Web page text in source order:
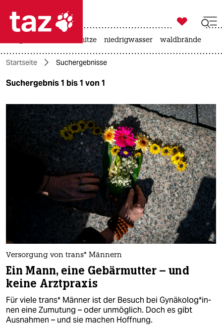
 taz zahl ich
taz zahl ich
themen
politik
öko
gesellschaft
nord
wahrheit
verlag
verlag

taz zahl ich
hitze niedrigwasser waldbrände
Startseite Suchergebnisse
Suchergebnis 1 bis 1 von 1
Versorgung von trans* Männern
Ein Mann, eine Gebärmutter – und
keine Arztpraxis
Für viele trans* Männer ist der Besuch bei Gy­nä­ko­lo­g*in­
nen eine Zumutung – oder unmöglich. Doch es gibt
Ausnahmen – und sie machen Hoffnung.